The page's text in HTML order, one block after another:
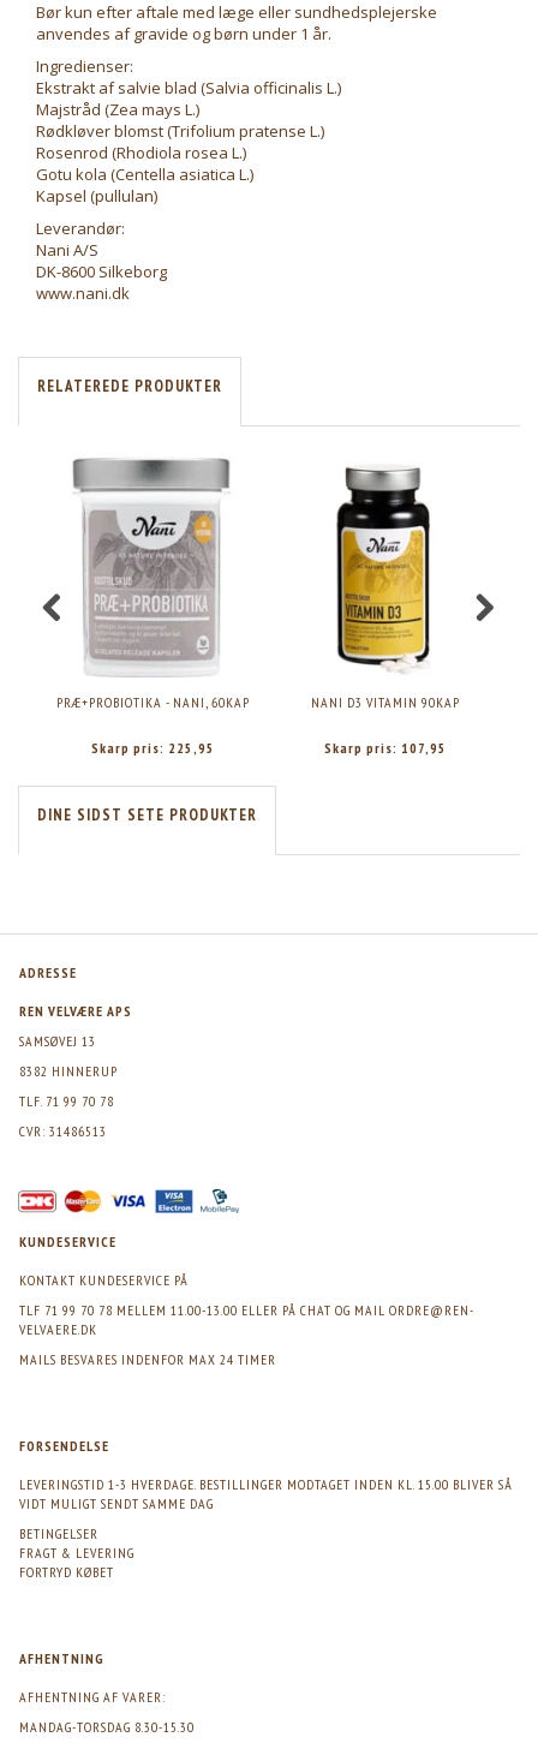
Bør kun efter aftale med læge eller sundhedsplejerske
anvendes af gravide og børn under 1 år.
Ingredienser:
Ekstrakt af salvie blad (Salvia officinalis L.)
Majstråd (Zea mays L.)
Rødkløver blomst (Trifolium pratense L.)
Rosenrod (Rhodiola rosea L.)
Gotu kola (Centella asiatica L.)
Kapsel (pullulan)
Leverandør:
Nani A/S
DK-8600 Silkeborg
www.nani.dk
RELATEREDE PRODUKTER
PRÆ+PROBIOTIKA - NANI, 60KAP
Skarp pris: 225,95
NANI D3 VITAMIN 90KAP
Skarp pris: 107,95
DINE SIDST SETE PRODUKTER
ADRESSE
REN VELVÆRE APS
SAMSØVEJ 13
8382 HINNERUP
TLF. 71 99 70 78
CVR: 31486513
KUNDESERVICE
KONTAKT KUNDESERVICE PÅ
TLF 71 99 70 78 MELLEM 11.00-13.00 ELLER PÅ CHAT OG MAIL ORDRE@REN-
VELVAERE.DK
MAILS BESVARES INDENFOR MAX 24 TIMER
FORSENDELSE
LEVERINGSTID 1-3 HVERDAGE. BESTILLINGER MODTAGET INDEN KL. 15.00 BLIVER SÅ
VIDT MULIGT SENDT SAMME DAG
BETINGELSER
FRAGT & LEVERING
FORTRYD KØBET
AFHENTNING
AFHENTNING AF VARER:
MANDAG-TORSDAG 8.30-15.30